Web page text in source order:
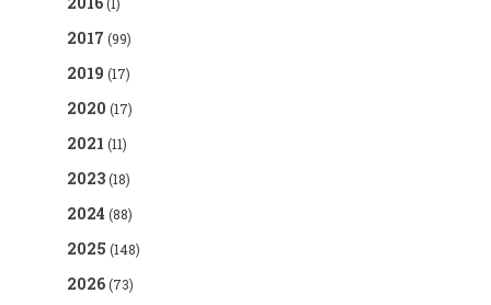
2017 (99)
2019 (17)
2020 (17)
2021 (11)
2023(18)
2024 (88)
2025 (148)
2026(73)